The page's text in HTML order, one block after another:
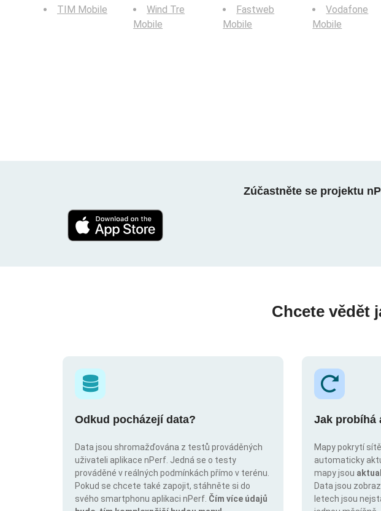
TIM Mobile
Wind Tre
Mobile
Fastweb
Mobile
Vodafone
Mobile
Zúčastněte se projektu
Chcete vědět
Odkud pocházejí data?
Data jsou shromažďována z testů prováděných
uživateli aplikace nPerf. Jedná se o testy
prováděné v reálných podmínkách přímo v terénu.
Pokud se chcete také zapojit, stáhněte si do
svého smartphonu aplikaci nPerf. Čím více údajů
Jak probíhá
Mapy pokrytí
automaticky
mapy jsou
Data jsou
letech jsou